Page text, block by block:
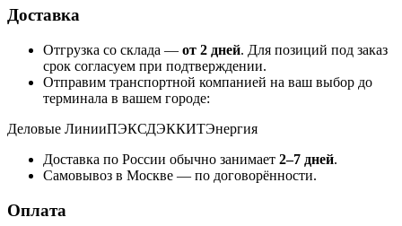
Доставка
Отгрузка со склада — от 2 дней. Для позиций под заказ
срок согласуем при подтверждении.
Отправим транспортной компанией на ваш выбор до
терминала в вашем городе:
Деловые ЛинииПЭКСДЭККИТЭнергия
Доставка по России обычно занимает 2–7 дней.
Самовывоз в Москве — по договорённости.
Оплата